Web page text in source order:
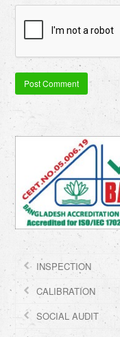
INSPECTION
CALIBRATION
SOCIAL AUDIT